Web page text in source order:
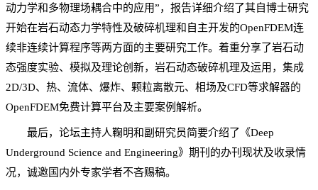
动力学和多物理场耦合中的应用”，报告详细介绍了其自博士研究
开始在岩石动态力学特性及破碎机理和自主开发的OpenFDEM连
续非连续计算程序等两方面的主要研究工作。着重分享了岩石动
态强度实验、模拟及理论创新，岩石动态破碎机理及运用，集成
2D/3D、热、流体、爆炸、颗粒离散元、相场及CFD等求解器的
OpenFDEM免费计算平台及主要案例解析。
最后，论坛主持人鞠明和副研究员简要介绍了《Deep
Underground Science and Engineering》期刊的办刊现状及收录情
况，诚邀国内外专家学者不吝赐稿。